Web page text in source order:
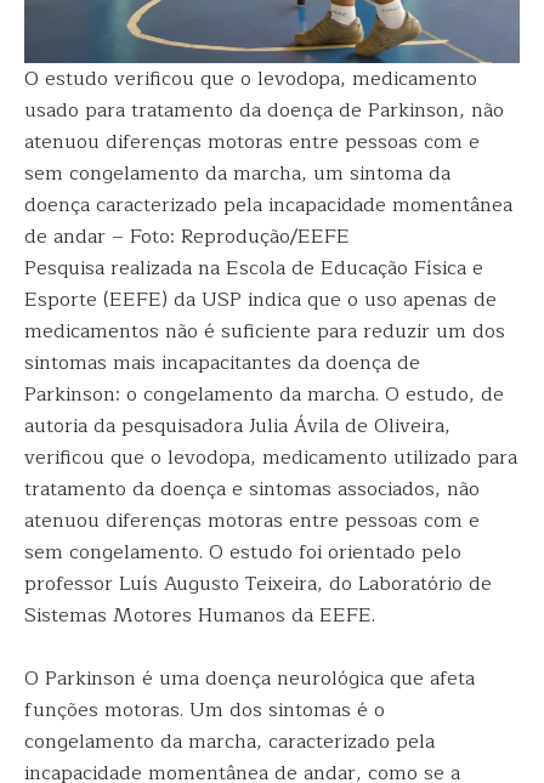
O estudo verificou que o levodopa, medicamento
usado para tratamento da doença de Parkinson, não
atenuou diferenças motoras entre pessoas com e
sem congelamento da marcha, um sintoma da
doença caracterizado pela incapacidade momentânea
de andar – Foto: Reprodução/EEFE
Pesquisa realizada na Escola de Educação Física e
Esporte (EEFE) da USP indica que o uso apenas de
medicamentos não é suficiente para reduzir um dos
sintomas mais incapacitantes da doença de
Parkinson: o congelamento da marcha. O estudo, de
autoria da pesquisadora Julia Ávila de Oliveira,
verificou que o levodopa, medicamento utilizado para
tratamento da doença e sintomas associados, não
atenuou diferenças motoras entre pessoas com e
sem congelamento. O estudo foi orientado pelo
professor Luís Augusto Teixeira, do Laboratório de
Sistemas Motores Humanos da EEFE.
O Parkinson é uma doença neurológica que afeta
funções motoras. Um dos sintomas é o
congelamento da marcha, caracterizado pela
incapacidade momentânea de andar, como se a